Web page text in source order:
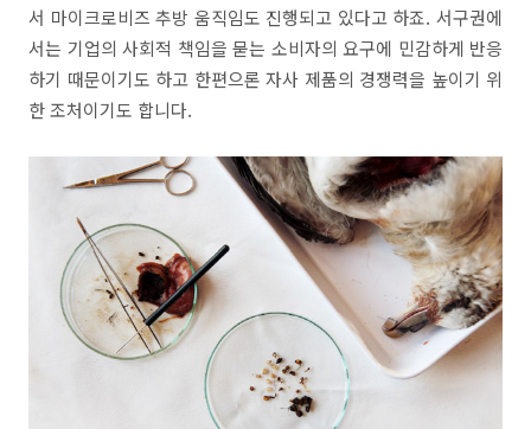
서 마이크로비즈 추방 움직임도 진행되고 있다고 하죠. 서구권에
서는 기업의 사회적 책임을 묻는 소비자의 요구에 민감하게 반응
하기 때문이기도 하고 한편으론 자사 제품의 경쟁력을 높이기 위
한 조처이기도 합니다.